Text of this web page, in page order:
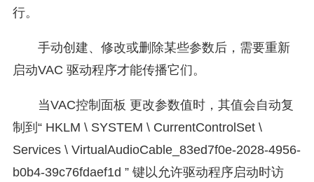
行。
手动创建、修改或删除某些参数后，需要重新
启动VAC 驱动程序才能传播它们。
当VAC控制面板 更改参数值时，其值会自动复
制到“ HKLM \ SYSTEM \ CurrentControlSet \
Services \ VirtualAudioCable_83ed7f0e-2028-4956-
b0b4-39c76fdaef1d ” 键以允许驱动程序启动时访